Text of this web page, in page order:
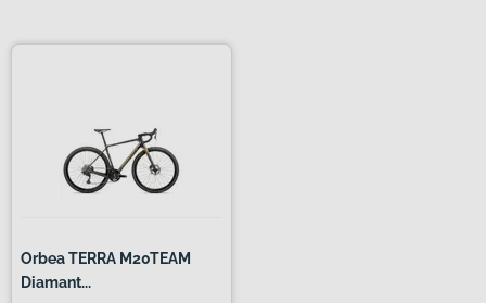
Orbea TERRA M20TEAM
Diamant...